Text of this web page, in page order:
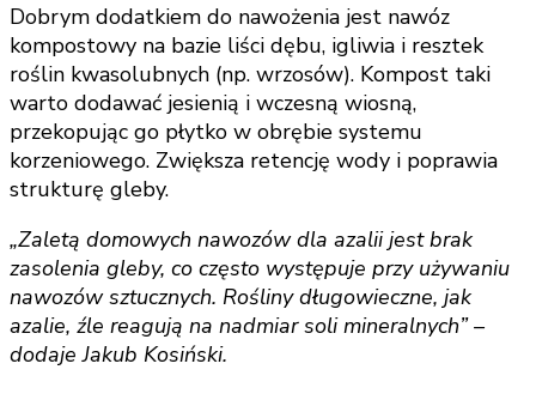
Dobrym dodatkiem do nawożenia jest nawóz
kompostowy na bazie liści dębu, igliwia i resztek
roślin kwasolubnych (np. wrzosów). Kompost taki
warto dodawać jesienią i wczesną wiosną,
przekopując go płytko w obrębie systemu
korzeniowego. Zwiększa retencję wody i poprawia
strukturę gleby.
„Zaletą domowych nawozów dla azalii jest brak
zasolenia gleby, co często występuje przy używaniu
nawozów sztucznych. Rośliny długowieczne, jak
azalie, źle reagują na nadmiar soli mineralnych” –
dodaje Jakub Kosiński.